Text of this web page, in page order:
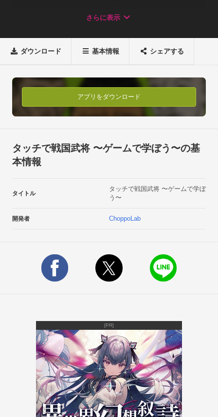
100人の武将を収録してあります！
顔相にはその人の本質や今の状況が、如実に表れるといいま
あの武将はどんな顔をしているでしょうか？ 戦国武将もいろい
・謀略に長けた武将！
・戦力の不利を逆転させる優秀な軍師！
・仁に生き、友の為に命を落とす武将！ 「関ヶ原の戦い」「大
阪の陣」「桶狭間の戦い」
そして戦国史上最大の死傷者を出した
あ、100人の戦国武将の人生をのぞいてみましょう！！！
〜〜〜 こんな人におすすめ 〜〜〜
・とにかく戦国武将が大好きなあなた！
・ちょっとした時間に遊びたい忙しいビジネスマン！
・暇つぶしの無料ゲームについついハマっちゃう全国の女子高
〜〜〜〜〜〜〜〜〜〜〜〜〜〜〜〜
[本アプリについて]
------------------------------------------------------------------------
※本アプリの文章はWikipedia 2014年 6月1日版より改変再構成
してあります。
※本アプリの文章も同様のライセンス(GFDL/CC BY-SA ライセ
ンス)と致します。
※本アプリの画像はパブリックドメインのものを画像補正を行
さらに表示
ダウンロード 基本情報 シェアする
アプリをダウンロード
タッチで戦国武将 〜ゲームで学ぼう〜の基
本情報
タイトル
タッチで戦国武将 〜ゲームで学ぼ
う〜
開発者 ChoppoLab
[PR]